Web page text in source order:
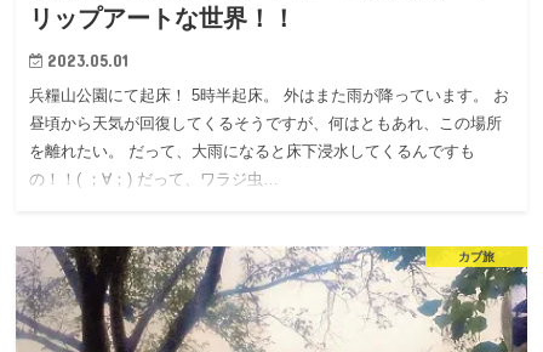
リップアートな世界！！
2023.05.01
兵糧山公園にて起床！ 5時半起床。 外はまた雨が降っています。 お
昼頃から天気が回復してくるそうですが、何はともあれ、この場所
を離れたい。 だって、大雨になると床下浸水してくるんですも
の！！( ；∀；) だって、ワラジ虫…
カブ旅